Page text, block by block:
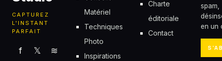
CAPTUREZ
L'INSTANT
PARFAIT
f 𝕏 ≋
Matériel
Techniques
Photo
Inspirations
Charte
éditoriale
Contact
spam,
en un